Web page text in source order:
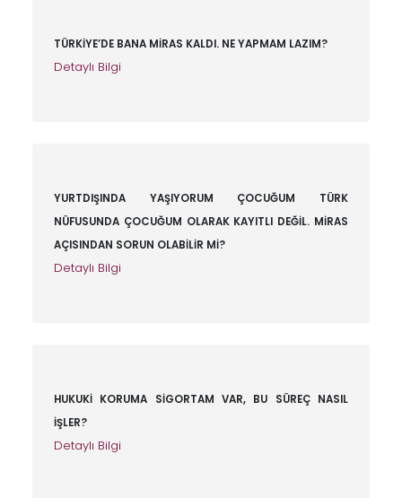
TÜRKİYE’DE BANA MİRAS KALDI. NE YAPMAM LAZIM?
Detaylı Bilgi
YURTDIŞINDA YAŞIYORUM ÇOCUĞUM TÜRK
NÜFUSUNDA ÇOCUĞUM OLARAK KAYITLI DEĞİL. MİRAS
AÇISINDAN SORUN OLABİLİR Mİ?
Detaylı Bilgi
HUKUKİ KORUMA SİGORTAM VAR, BU SÜREÇ NASIL
İŞLER?
Detaylı Bilgi